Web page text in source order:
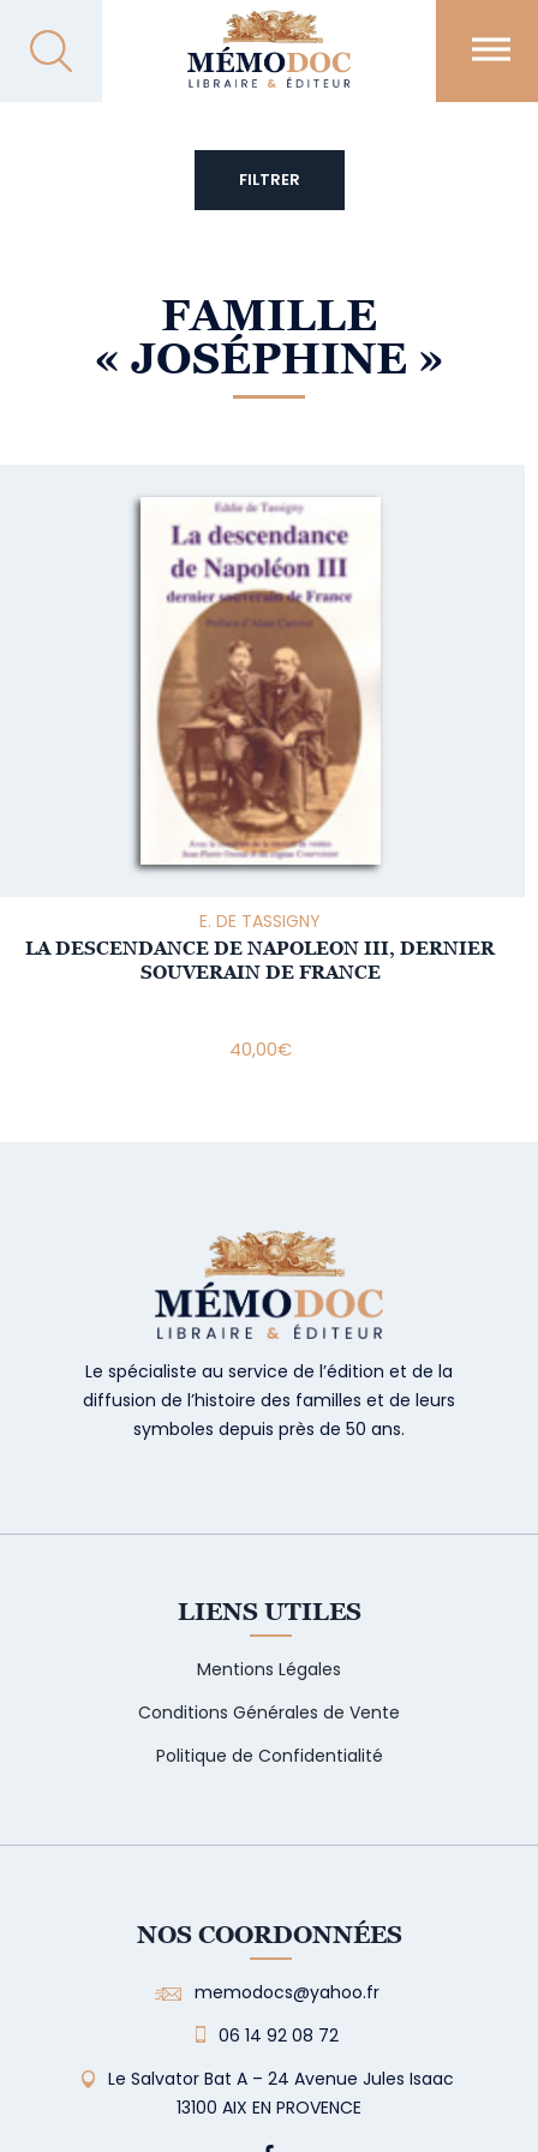
FAMILLE
« JOSÉPHINE »
E. DE TASSIGNY
LA DESCENDANCE DE NAPOLEON III, DERNIER
SOUVERAIN DE FRANCE
40,00€
FILTRER
Le spécialiste au service de l’édition et de la
diffusion de l’histoire des familles et de leurs
symboles depuis près de 50 ans.
LIENS UTILES
Mentions Légales
Conditions Générales de Vente
Politique de Confidentialité
NOS COORDONNÉES
memodocs@yahoo.fr
06 14 92 08 72
Le Salvator Bat A – 24 Avenue Jules Isaac
13100 AIX EN PROVENCE